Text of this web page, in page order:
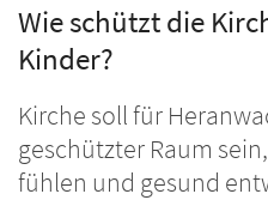
Wie schützt die
Kinder?
Kirche soll für
geschützter Raum
fühlen und gesund